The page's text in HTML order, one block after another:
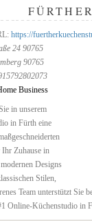
https://
24 90765
90765
Business
in unserem
in Fürth eine
Zuhause in
Designs
Stilen,
Team unterstützt Sie
Online-Küchenstudio in